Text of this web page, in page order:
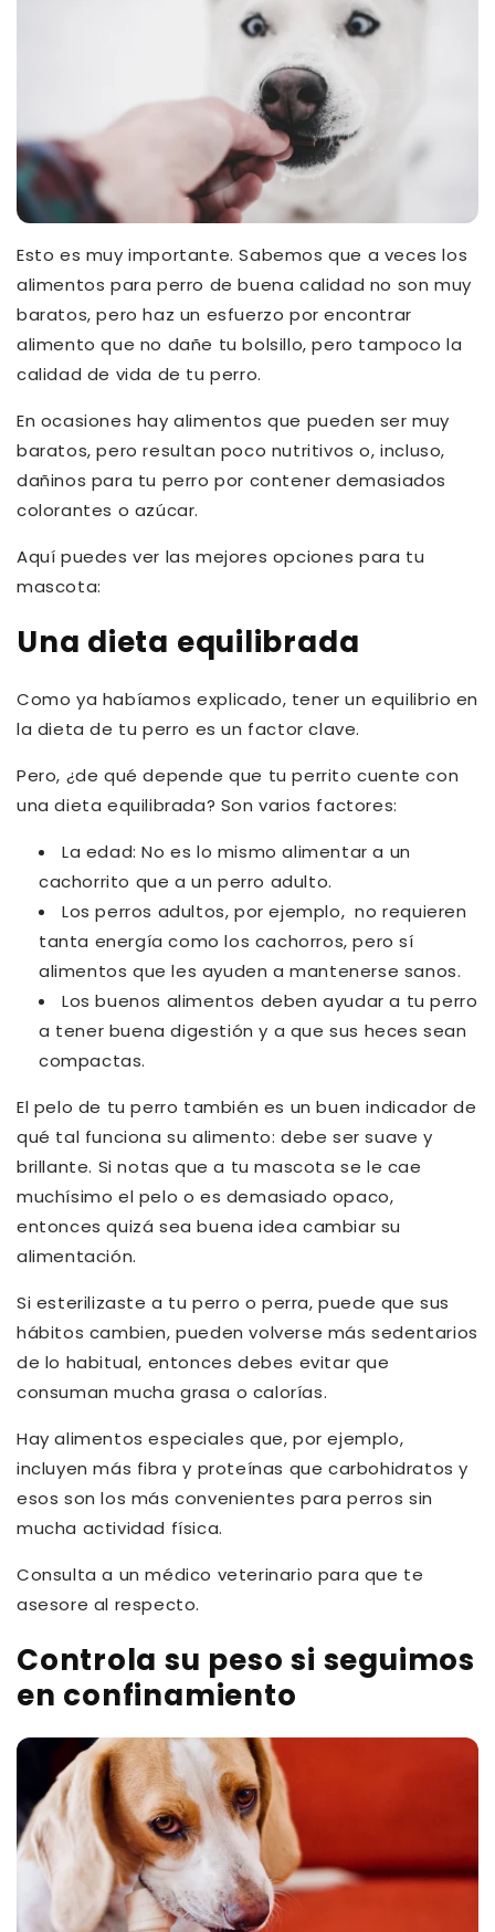
Esto es muy importante. Sabemos que a veces los
alimentos para perro de buena calidad no son muy
baratos, pero haz un esfuerzo por encontrar
alimento que no dañe tu bolsillo, pero tampoco la
calidad de vida de tu perro.
En ocasiones hay alimentos que pueden ser muy
baratos, pero resultan poco nutritivos o, incluso,
dañinos para tu perro por contener demasiados
colorantes o azúcar.
Aquí puedes ver las mejores opciones para tu
mascota:
Una dieta equilibrada
Como ya habíamos explicado, tener un equilibrio en
la dieta de tu perro es un factor clave.
Pero, ¿de qué depende que tu perrito cuente con
una dieta equilibrada? Son varios factores:
La edad: No es lo mismo alimentar a un
cachorrito que a un perro adulto.
Los perros adultos, por ejemplo, no requieren
tanta energía como los cachorros, pero sí
alimentos que les ayuden a mantenerse sanos.
Los buenos alimentos deben ayudar a tu perro
a tener buena digestión y a que sus heces sean
compactas.
El pelo de tu perro también es un buen indicador de
qué tal funciona su alimento: debe ser suave y
brillante. Si notas que a tu mascota se le cae
muchísimo el pelo o es demasiado opaco,
entonces quizá sea buena idea cambiar su
alimentación.
Si esterilizaste a tu perro o perra, puede que sus
hábitos cambien, pueden volverse más sedentarios
de lo habitual, entonces debes evitar que
consuman mucha grasa o calorías.
Hay alimentos especiales que, por ejemplo,
incluyen más fibra y proteínas que carbohidratos y
esos son los más convenientes para perros sin
mucha actividad física.
Consulta a un médico veterinario para que te
asesore al respecto.
Controla su peso si seguimos
en confinamiento